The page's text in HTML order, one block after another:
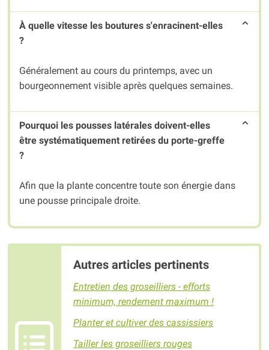
À quelle vitesse les boutures s'enracinent-elles
?
Généralement au cours du printemps, avec un
bourgeonnement visible après quelques semaines.
Pourquoi les pousses latérales doivent-elles
être systématiquement retirées du porte-greffe
?
Afin que la plante concentre toute son énergie dans
une pousse principale droite.
Autres articles pertinents
Entretien des groseilliers - efforts
minimum, rendement maximum !
Planter et cultiver des cassissiers
Tailler les groseilliers rouges